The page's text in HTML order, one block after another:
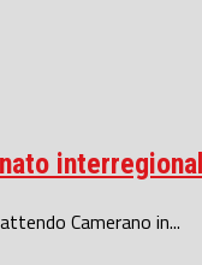
Camerano in...